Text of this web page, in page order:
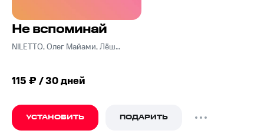
Не вспоминай
NILETTO, Олег Майами, Лёша Свик
115 ₽ / 30 дней
УСТАНОВИТЬ ПОДАРИТЬ